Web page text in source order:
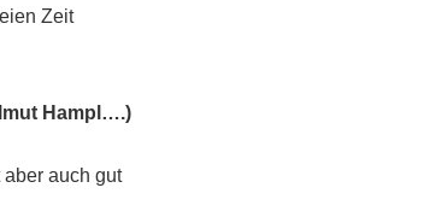
Zeit
Hampl….)
auch gut